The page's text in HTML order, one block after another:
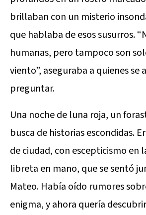
brillaban con un misterio
que hablaba de esos susurros.
humanas, pero tampoco son
viento”, aseguraba a quienes se
preguntar.
Una noche de luna roja, un
busca de historias escondidas.
de ciudad, con escepticismo en
libreta en mano, que se sentó
Mateo. Había oído rumores
enigma, y ahora quería